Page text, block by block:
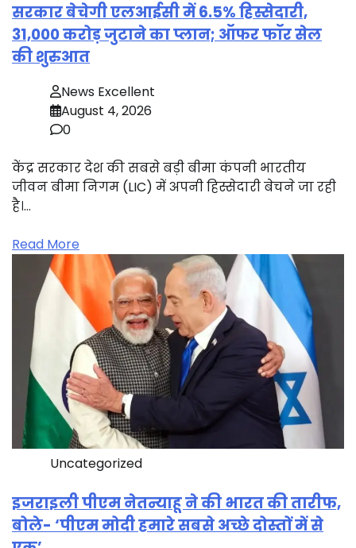
सरकार बेचेगी एलआईसी में 6.5% हिस्सेदारी,
31,000 करोड़ जुटाने का प्लान; ऑफर फॉर सेल
की शुरुआत
News Excellent
August 4, 2026
0
केंद्र सरकार देश की सबसे बड़ी बीमा कंपनी भारतीय
जीवन बीमा निगम (LIC) में अपनी हिस्सेदारी बेचने जा रही
है।…
Read More
Uncategorized
इजराइली पीएम नेतन्याहू ने की भारत की तारीफ,
बोले- ‘पीएम मोदी हमारे सबसे अच्छे दोस्तों में से